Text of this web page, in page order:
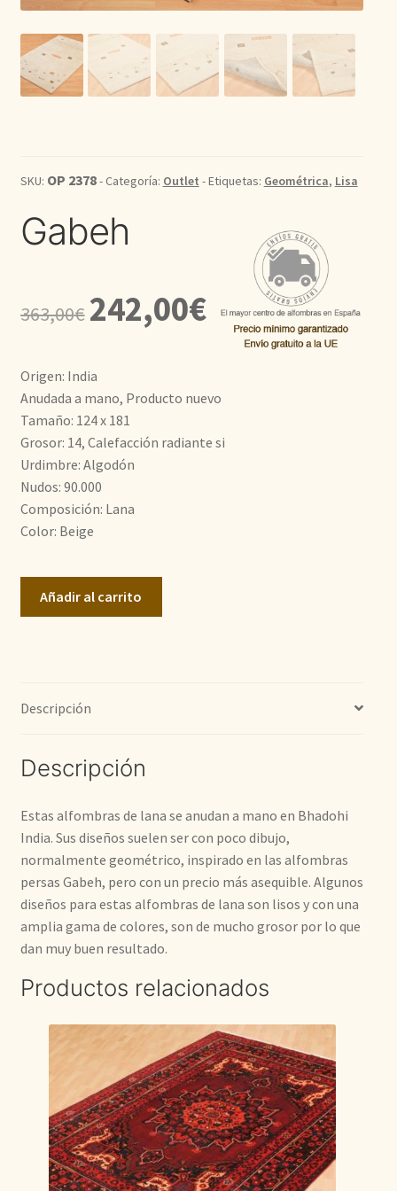
Kilim
Redondas
Seda
Pasillo
SKU: OP 2378- Categoría: Outlet - Etiquetas: Geométrica, Lisa
Gabeh
363,00€
El
precio
era:
363,00€.
242,00€El
precio
es:
Origen: India
Anudada a mano, Producto nuevo
Tamaño: 124 x 181
Grosor: 14, Calefacción radiante si
Urdimbre: Algodón
Nudos: 90.000
Composición: Lana
Color: Beige
Añadir al carrito
Descripción
Descripción
Estas alfombras de lana se anudan a mano en Bhadohi
India. Sus diseños suelen ser con poco dibujo,
normalmente geométrico, inspirado en las alfombras
persas Gabeh, pero con un precio más asequible. Algunos
diseños para estas alfombras de lana son lisos y con una
amplia gama de colores, son de mucho grosor por lo que
dan muy buen resultado.
Productos relacionados